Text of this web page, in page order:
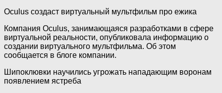
Oculus создаст виртуальный мультфильм про ежика
Компания Oculus, занимающаяся разработками в сфере
виртуальной реальности, опубликовала информацию о
создании виртуального мультфильма. Об этом
сообщается в блоге компании.
Шипоклювки научились угрожать нападающим воронам
появлением ястреба